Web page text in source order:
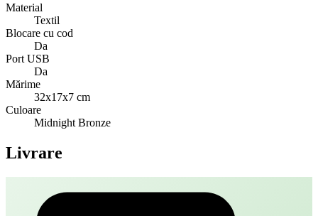
Material
Textil
Blocare cu cod
Da
Port USB
Da
Mărime
32x17x7 cm
Culoare
Midnight Bronze
Livrare